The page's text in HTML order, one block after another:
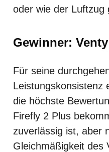
oder wie der Luftzug
Gewinner: Venty
Für seine
Leistungskonsistenz
die höchste
Firefly 2 Plus
zuverlässig ist, aber
Gleichmäßigkeit des